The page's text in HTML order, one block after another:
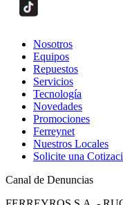
Nosotros
Equipos
Repuestos
Servicios
Tecnología
Novedades
Promociones
Ferreynet
Nuestros Locales
Solicite una
Canal de Denuncias